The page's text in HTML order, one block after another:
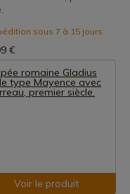
sous 7 à 15 jours
€
Voir le produit